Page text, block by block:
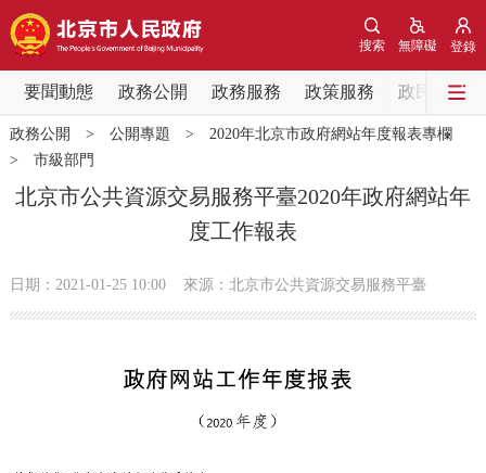
登錄
無障礙
搜索
要聞動態 政務公開 政務服務 政策服務 政民互動
要聞動態
黨中央精神 國務院資訊 中央部委動態
北京要聞 會議資訊 部門動態
機構職能
政務公開 > 公開專題 > 2020年北京市政府網站年度報表專欄
> 市級部門
北京市公共資源交易服務平臺2020年政府網站年
度工作報表
日期：2021-01-25 10:00 來源：北京市公共資源交易服務平臺